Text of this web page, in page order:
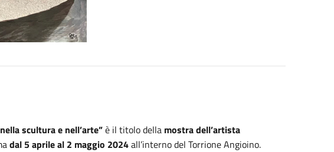
scultura e nell’arte”è il titolo della mostra dell’artista
dal 5 aprile al 2 maggio 2024all’interno del Torrione Angioino.